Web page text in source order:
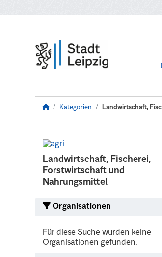
Kategorien Landwirtschaft,
Landwirtschaft, Fischerei,
Forstwirtschaft und
Nahrungsmittel
Organisationen
Für diese Suche wurden keine
Organisationen gefunden.